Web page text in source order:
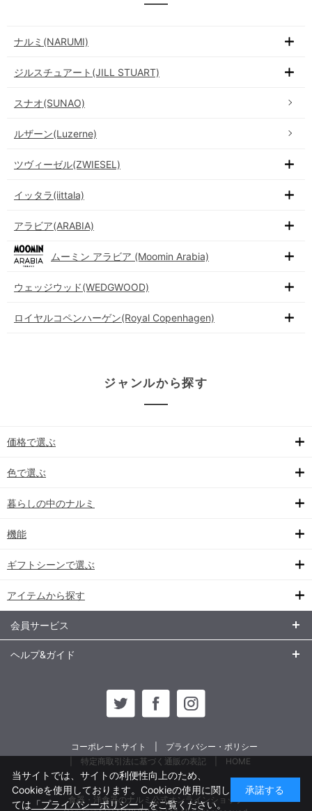
ナルミ(NARUMI)
ジルスチュアート(JILL STUART)
スナオ(SUNAO)
ルザーン(Luzerne)
ツヴィーゼル(ZWIESEL)
イッタラ(iittala)
アラビア(ARABIA)
ムーミン アラビア (Moomin Arabia)
ウェッジウッド(WEDGWOOD)
ロイヤルコペンハーゲン(Royal Copenhagen)
ジャンルから探す
価格で選ぶ
色で選ぶ
暮らしの中のナルミ
機能
ギフトシーンで選ぶ
アイテムから探す
会員サービス
ヘルプ&ガイド
コーポレートサイト
プライバシー・ポリシー
特定商取引法に基づく通販の表記
HOME
食器・洋食器のナルミ公式オンラインショップ
当サイトでは、サイトの利便性向上のため、
Cookieを使用しております。Cookieの使用に関し
ては 「プライバシーポリシー」をご覧ください。
承諾する